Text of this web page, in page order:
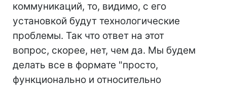
коммуникаций, то, видимо, с его
установкой будут технологические
проблемы. Так что ответ на этот
вопрос, скорее, нет, чем да. Мы будем
делать все в формате "просто,
функционально и относительно